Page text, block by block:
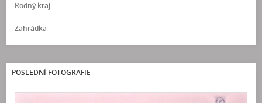
Rodný kraj
Zahrádka
POSLEDNÍ FOTOGRAFIE